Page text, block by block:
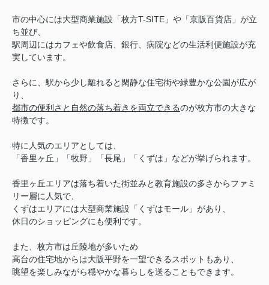
市の中心には大型商業施設「枚方T-SITE」や「京阪百貨店」が立
ち並び、
駅周辺にはカフェや飲食店、銀行、病院などの生活利便施設が充
実しています。
さらに、駅から少し離れると閑静な住宅街や緑豊かな公園が広が
り、
都市の便利さと自然の落ち着きを両立できるのが枚方市の大きな
特徴です。
特に人気のエリアとしては、
「香里ヶ丘」「牧野」「長尾」「くずは」などが挙げられます。
香里ヶ丘エリアは落ち着いた街並みと教育施設の多さからファミ
リー層に人気で、
くずはエリアには大型商業施設「くずはモール」があり、
休日のショッピングにも便利です。
また、枚方市は丘陵地が多いため
高台の住宅地からは大阪平野を一望できるスポットもあり、
眺望を楽しみながら穏やかな暮らしを送ることもできます。